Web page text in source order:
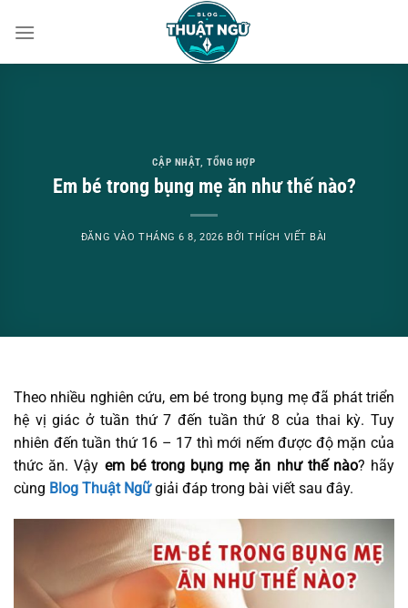
qua
CẬP NHẬT,TỔNG HỢP
Em bé trong bụng mẹ ăn như thế nào?
ĐĂNG VÀO THÁNG 6 8, 2026 BỞITHÍCH VIẾT BÀI
Theo nhiều nghiên cứu, em bé trong bụng mẹ đã phát triển
hệ vị giác ở tuần thứ 7 đến tuần thứ 8 của thai kỳ. Tuy
nhiên đến tuần thứ 16 – 17 thì mới nếm được độ mặn của
thức ăn. Vậy em bé trong bụng mẹ ăn như thế nào? hãy
cùng Blog Thuật Ngữgiải đáp trong bài viết sau đây.